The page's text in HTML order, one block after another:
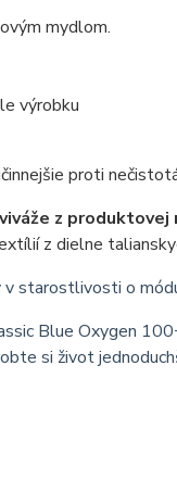
mydlom.
výrobku
proti
z produktovej
z dielne
starostlivosti o
Blue Oxygen
si život